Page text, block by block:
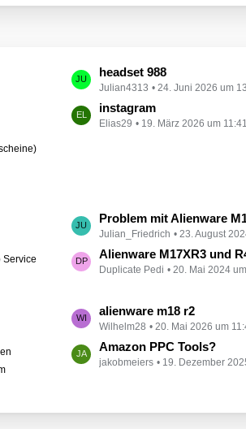
ä
t
ä
L
e
t
z
t
r
ä
headset 988
Julian4313 24. Juni 2026 um
instagram
Elias29 19. März 2026 um 11:41
L
e
t
z
e
B
e
i
ä
Problem mit Alienware M17x R2 -
Julian_Friedrich 23. August
Alienware M17XR3 und
Duplicate Pedi 20. Mai 2024
Service
L
e
t
z
alienware m18 r2
Wilhelm28 20. Mai 2026 um
Amazon PPC Tools?
jakobmeiers 19. Dezember